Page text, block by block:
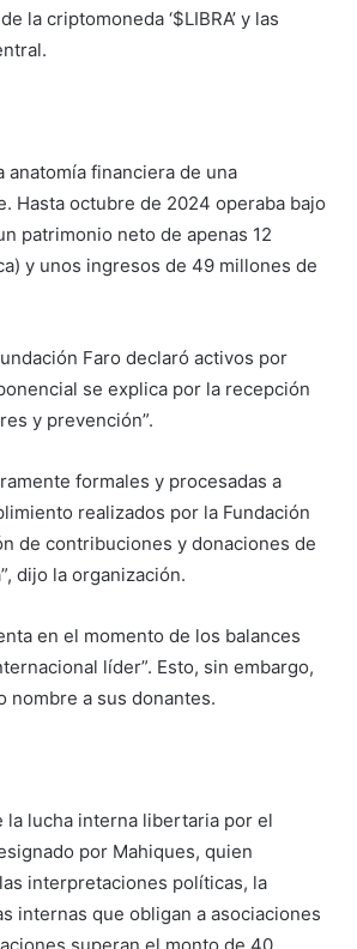
la criptomoneda ‘$LIBRA’ y las
anatomía financiera de una
Hasta octubre de 2024 operaba bajo
patrimonio neto de apenas 12
y unos ingresos de 49 millones de
Faro declaró activos por
se explica por la recepción
y prevención”.
formales y procesadas a
realizados por la Fundación
de contribuciones y donaciones de
dijo la organización.
en el momento de los balances
líder”. Esto, sin embargo,
nombre a sus donantes.
la lucha interna libertaria por el
por Mahiques, quien
interpretaciones políticas, la
internas que obligan a asociaciones